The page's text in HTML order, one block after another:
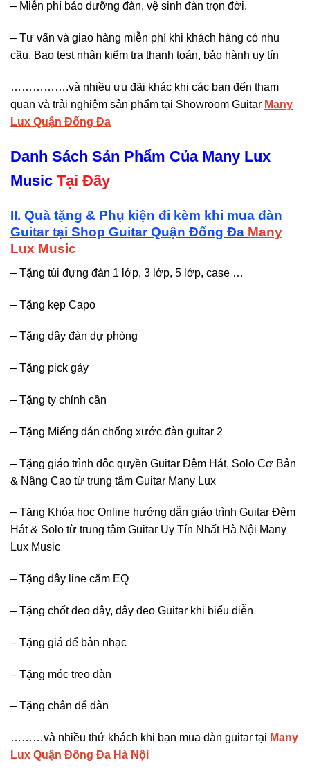
– Miễn phí bảo dưỡng đàn, vệ sinh đàn trọn đời.
– Tư vấn và giao hàng miễn phí khi khách hàng có nhu
cầu, Bao test nhận kiểm tra thanh toán, bảo hành uy tín
…………….và nhiều ưu đãi khác khi các bạn đến tham
quan và trải nghiệm sản phẩm tại Showroom Guitar Many
Lux Quận Đống Đa
Danh Sách Sản Phẩm Của Many Lux
Music Tại Đây
II. Quà tặng & Phụ kiện đi kèm khi mua đàn
Guitar tại Shop Guitar Quận Đống Đa Many
Lux Music
– Tặng túi đựng đàn 1 lớp, 3 lớp, 5 lớp, case …
– Tặng kẹp Capo
– Tặng dây đàn dự phòng
– Tặng pick gảy
– Tặng ty chỉnh cần
– Tặng Miếng dán chống xước đàn guitar 2
– Tặng giáo trình đôc quyền Guitar Đệm Hát, Solo Cơ Bản
& Nâng Cao từ trung tâm Guitar Many Lux
– Tặng Khóa học Online hướng dẫn giáo trình Guitar Đệm
Hát & Solo từ trung tâm Guitar Uy Tín Nhất Hà Nội Many
Lux Music
– Tặng dây line cắm EQ
– Tặng chốt đeo dây, dây đeo Guitar khi biểu diễn
– Tặng giá để bản nhạc
– Tặng móc treo đàn
– Tặng chân để đàn
………và nhiều thứ khách khi bạn mua đàn guitar tại Many
Lux Quận Đống Đa Hà Nội